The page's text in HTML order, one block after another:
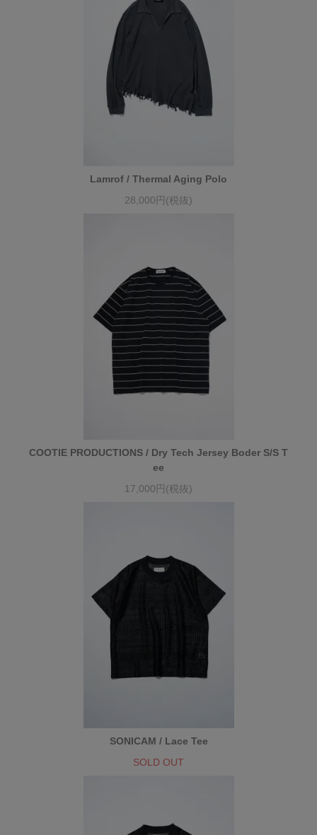
Lamrof / Thermal Aging Polo
28,000円(税抜)
COOTIE PRODUCTIONS / Dry Tech Jersey Boder S/S T
ee
17,000円(税抜)
SONICAM / Lace Tee
SOLD OUT